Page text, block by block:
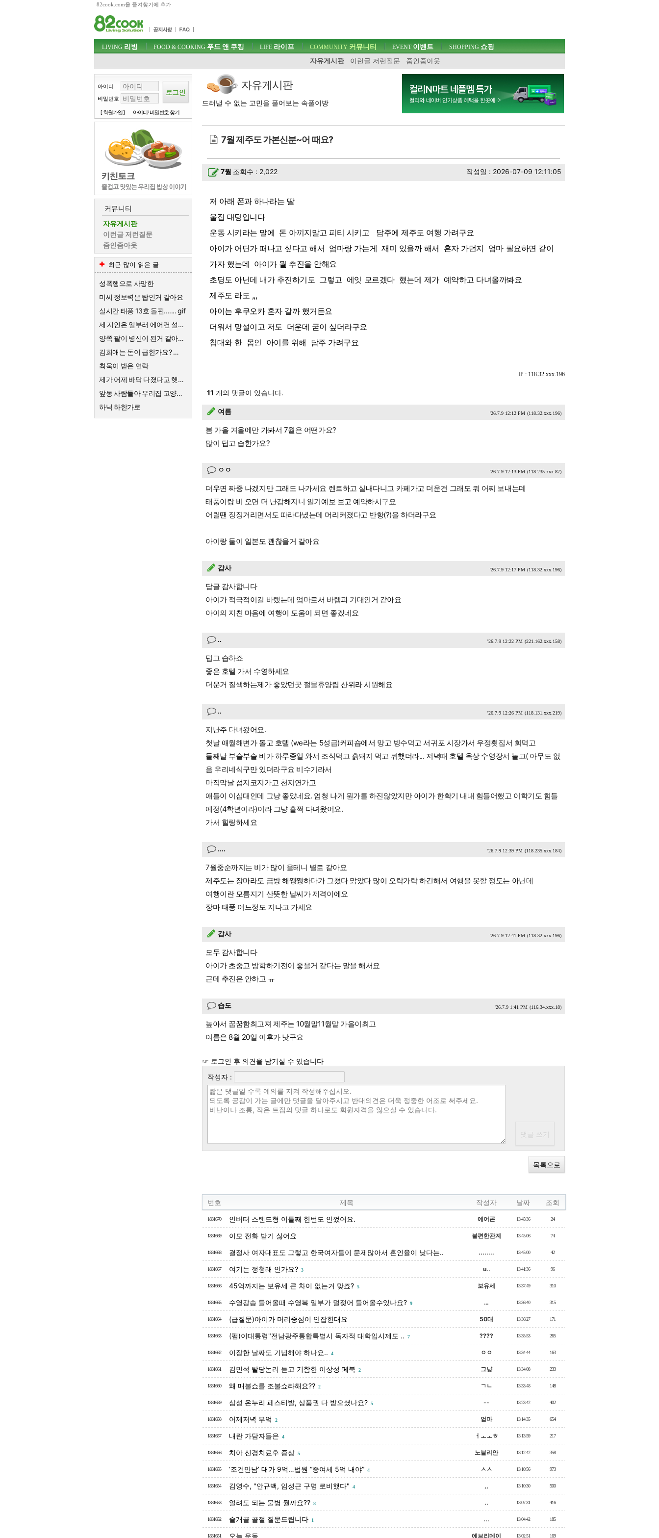
82cook.com을 즐겨찾기에 추가
주메뉴 바로가기
컨텐츠 바로가기
검색 바로가기
로그인 바로가기
주메뉴
LIVING 리빙 FOOD & COOKING 푸드 앤 쿠킹 LIFE 라이프 COMMUNITY 커뮤니티
자유게시판
이런글 저런질문 줌인줌아웃
EVENT이벤트 SHOPPING 쇼핑
아이디
비밀번호
[ 회원가입 ] 아이디/ 비밀번호 찾기
커뮤니티
자유게시판
이런글 저런질문
줌인줌아웃
최근 많이 읽은 글
성폭행으로 사망한
미씨 정보력은 탑인거 같아요
실시간 태풍 13호 돌핀....... gif
제 지인은 일부러 에어컨 설치를 안해요
양쪽 팔이 병신이 된거 같아요ㅡㅠ
김희애는 돈이 급한가요? 왜 친근한척 예능하죠?
최욱이 받은 연락
제가 어제 바닥 다졌다고 햇죠?
앞동 사람들아 우리집 고양이한테 큰절해라
하닉 하한가로
자유게시판
드러낼 수 없는 고민을 풀어보는 속풀이방
7월 제주도 가본신분~어 때요?
7월 조회수 : 2,022 작성일 : 2026-07-09 12:11:05
저 아래 폰과 하나라는 딸
울집 대딩입니다
운동 시키라는 말에 돈 아끼지말고 피티 시키고 담주에 제주도 여행 가려구요
아이가 어딘가 떠나고 싶다고 해서 엄마랑 가는게 재미 있을까 해서 혼자 가던지 엄마 필요하면 같이
가자 했는데 아이가 뭘 추진을 안해요
초딩도 아닌데 내가 추진하기도 그렇고 에잇 모르겠다 했는데 제가 예약하고 다녀올까봐요
제주도 라도 ,,,
아이는 후쿠오카 혼자 갈까 했거든요
더워서 망설이고 저도 더운데 굳이 싶더라구요
침대와 한 몸인 아이를 위해 담주 가려구요
IP : 118.32.xxx.196
11 개의 댓글이 있습니다.
여름 '26.7.9 12:12 PM (118.32.xxx.196)
봄 가을 겨울에만 가봐서 7월은 어떤가요?
많이 덥고 습한가요?
ㅇㅇ '26.7.9 12:13 PM (118.235.xxx.87)
더우면 짜증 나겠지만 그래도 나가세요 렌트하고 실내다니고 카페가고 더운건 그래도 뭐 어찌 보내는데
태풍이랑 비 오면 더 난감해지니 일기예보 보고 예약하시구요
어릴땐 징징거리면서도 따라다녔는데 머리커졌다고 반항(?)을 하더라구요
아이랑 둘이 일본도 괜찮을거 같아요
감사 '26.7.9 12:17 PM (118.32.xxx.196)
답글 감사합니다
아이가 적극적이길 바랬는데 엄마로서 바램과 기대인거 같아요
아이의 지친 마음에 여행이 도움이 되면 좋겠네요
.. '26.7.9 12:22 PM (221.162.xxx.158)
덥고 습하죠
좋은 호텔 가서 수영하세요
더운거 질색하는제가 좋았던곳 절물휴양림 산위라 시원해요
.. '26.7.9 12:26 PM (118.131.xxx.219)
지난주 다녀왔어요.
첫날 애월해변가 돌고 호텔 (we라는 5성급)커피숍에서 망고 빙수먹고 서귀포 시장가서 우정횟집서 회먹고
둘째날 부슬부슬 비가 하루종일 와서 조식먹고 흙돼지 먹고 뭐했더라... 저녁때 호텔 옥상 수영장서 놀고( 아무도 없
음 우리네식구만 있더라구요 비수기라서
마직막날 섭지코지가고 천지연가고
애들이 이십대인데 그냥 좋았네요. 엄청 나게 뭔가를 하진않았지만 아이가 한학기 내내 힘들어했고 이학기도 힘들
예정(4학년이라)이라 그냥 훌쩍 다녀왔어요.
가서 힐링하세요
.... '26.7.9 12:39 PM (118.235.xxx.184)
7월중순까지는 비가 많이 올테니 별로 같아요
제주도는 장마라도 금방 해쨍쨍하다가 그쳤다 맑았다 많이 오락가락 하긴해서 여행을 못할 정도는 아닌데
여행이란 모름지기 산뜻한 날씨가 제격이에요
장마 태풍 어느정도 지나고 가세요
감사 '26.7.9 12:41 PM (118.32.xxx.196)
모두 감사합니다
아이가 초중고 방학하기전이 좋을거 같다는 말을 해서요
근데 추진은 안하고 ㅠ
습도 '26.7.9 1:41 PM (116.34.xxx.18)
높아서 꿉꿈함최고져 제주는 10월말11월말 가을이최고
여름은 8월 20일 이후가 낫구요
☞ 로그인 후 의견을 남기실 수 있습니다
작성자 :
목록으로
번호 제목 작성자 날짜 조회
1831670 인버터 스탠드형 이틀째 한번도 안껐어요. 에어콘 13:45:36 24
1831669 이모 전화 받기 싫어요 불편한관계 13:45:06 74
1831668 결정사 여자대표도 그렇고 한국여자들이 문제많아서 혼인율이 낮다는.. ........ 13:45:00 42
1831667 여기는 정청래 인가요? 3 u.. 13:41:36 96
1831666 45억까지는 보유세 큰 차이 없는거 맞죠? 5 보유세 13:37:49 310
1831665 수영강습 들어올때 수영복 일부가 덜젖어 들어올수있나요? 9 … 13:36:40 315
1831664 (급질문)아이가 머리중심이 안잡힌대요 50대 13:36:27 171
1831663 (펌)이대통령"전남광주통합특별시 독자적 대학입시제도 .. 7 ???? 13:35:53 265
1831662 이장한 날짜도 기념해야 하나요.. 4 ㅇㅇ 13:34:44 163
1831661 김민석 탈당논리 듣고 기함한 이상성 페북 2 그냥 13:34:08 233
1831660 왜 매불쇼를 조불쇼라해요?? 2 ㄱㄴ 13:33:48 148
1831659 삼성 온누리 페스티발, 상품권 다 받으셨나요? 5 -- 13:23:42 402
1831658 어제저녁 부엌 2 엄마 13:14:35 654
1831657 내란 가담자들은 4 ㅓㅗㅗㅎ 13:13:59 217
1831656 치아 신경치료후 증상 5 노블리안 13:12:42 358
1831655 ‘조건만남’ 대가 9억…법원 “증여세 5억 내야” 4 ㅅㅅ 13:10:56 973
1831654 김영수, "안규백, 임성근 구명 로비했다" 4 ,, 13:10:30 500
1831653 얼려도 되는 물병 뭘까요?? 8 .. 13:07:31 416
1831652 슬개골 골절 질문드립니다 1 ... 13:04:42 185
1831651 오늘 운동 에브리데이 13:02:51 169